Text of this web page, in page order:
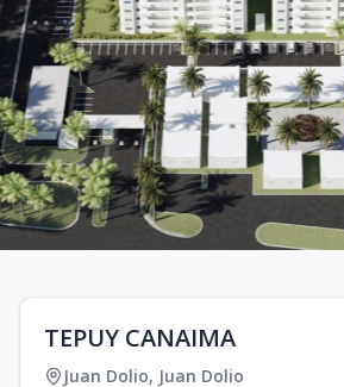
TEPUY CANAIMA
Juan Dolio, Juan Dolio